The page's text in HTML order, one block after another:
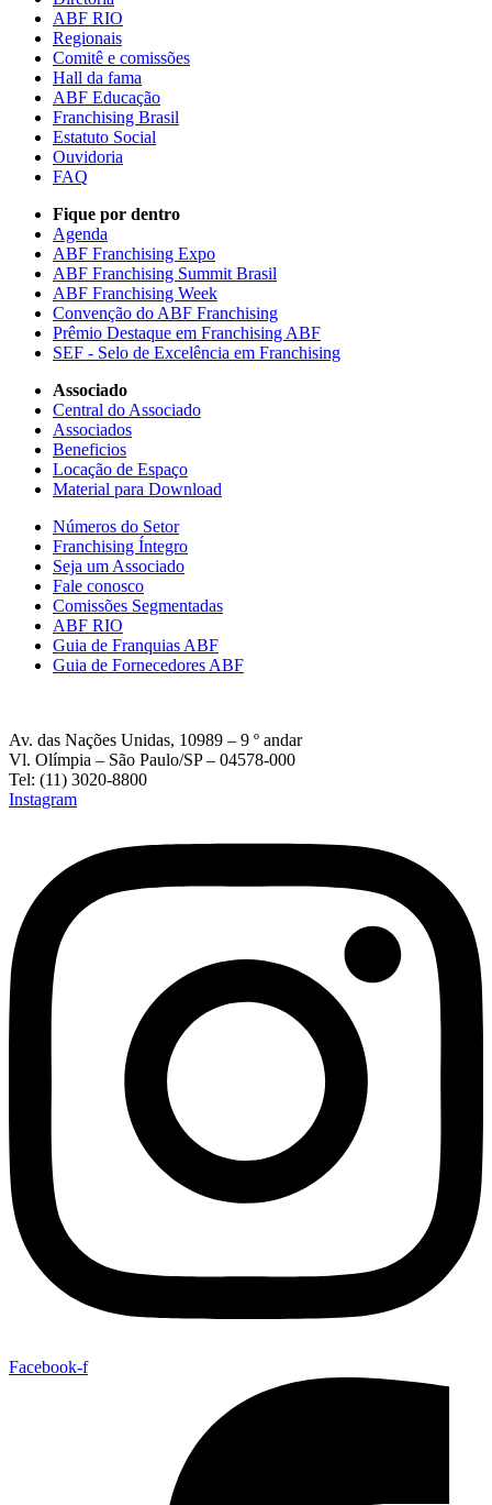
ABF RIO
Regionais
Comitê e comissões
Hall da fama
ABF Educação
Franchising Brasil
Estatuto Social
Ouvidoria
FAQ
Fique por dentro
Agenda
ABF Franchising Expo
ABF Franchising Summit Brasil
ABF Franchising Week
Convenção do ABF Franchising
Prêmio Destaque em Franchising ABF
SEF - Selo de Excelência em Franchising
Associado
Central do Associado
Associados
Beneficios
Locação de Espaço
Material para Download
Números do Setor
Franchising Íntegro
Seja um Associado
Fale conosco
Comissões Segmentadas
ABF RIO
Guia de Franquias ABF
Guia de Fornecedores ABF
Av. das Nações Unidas, 10989 – 9 º andar
Vl. Olímpia – São Paulo/SP – 04578-000
Tel: (11) 3020-8800
Instagram
Facebook-f